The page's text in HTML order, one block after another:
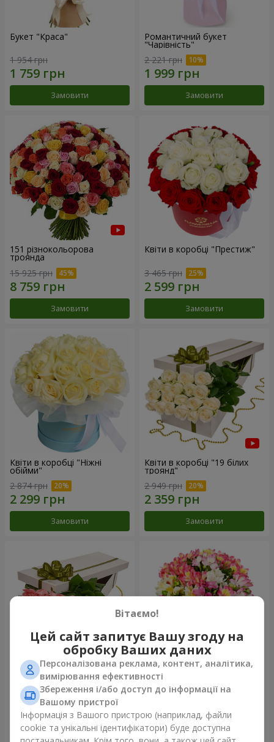
Букет "Краса"
1 954 грн
Замовити
Романтичний букет
"Чарівність"
2 221 грн
Замовити
151 різнокольорова
троянда
15 925 грн
Замовити
Квіти в коробці "Престиж"
3 465 грн
Замовити
Квіти в коробці "Ніжні
обійми"
2 874 грн
Замовити
Квіти в коробці "19 білих
троянд"
2 949 грн
Замовити
Квіти в коробці "15 рожевих
троянд"
2 587 грн
Замовити
Букет "Казка для двох!"
Замовити
Вітаємо!
Цей сайт запитує Вашу згоду на
обробку Ваших даних
Персоналізована реклама, контент, аналітика,
вимірювання ефективності
Збереження і/або доступ до інформації на
Вашому пристрої
Інформація з Вашого пристрою (наприклад, файли
cookie та унікальні ідентифікатори) буде доступна